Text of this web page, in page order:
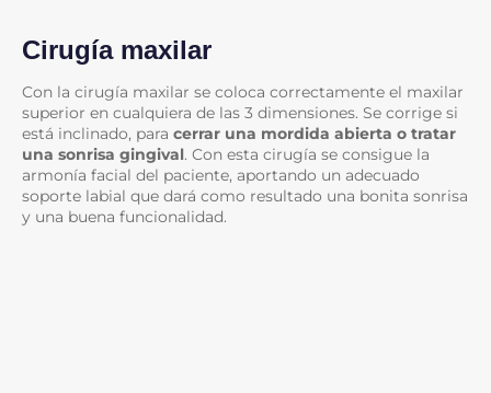
Cirugía maxilar
Con la cirugía maxilar se coloca correctamente el maxilar
superior en cualquiera de las 3 dimensiones. Se corrige si
está inclinado, para cerrar una mordida abierta o tratar
una sonrisa gingival. Con esta cirugía se consigue la
armonía facial del paciente, aportando un adecuado
soporte labial que dará como resultado una bonita sonrisa
y una buena funcionalidad.